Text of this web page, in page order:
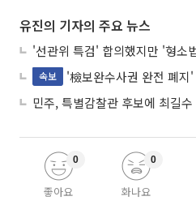
유진의 기자의 주요 뉴스
속보
'檢보완수사권 완전 폐지' 법안, 국
좋아요
0
화나요
0